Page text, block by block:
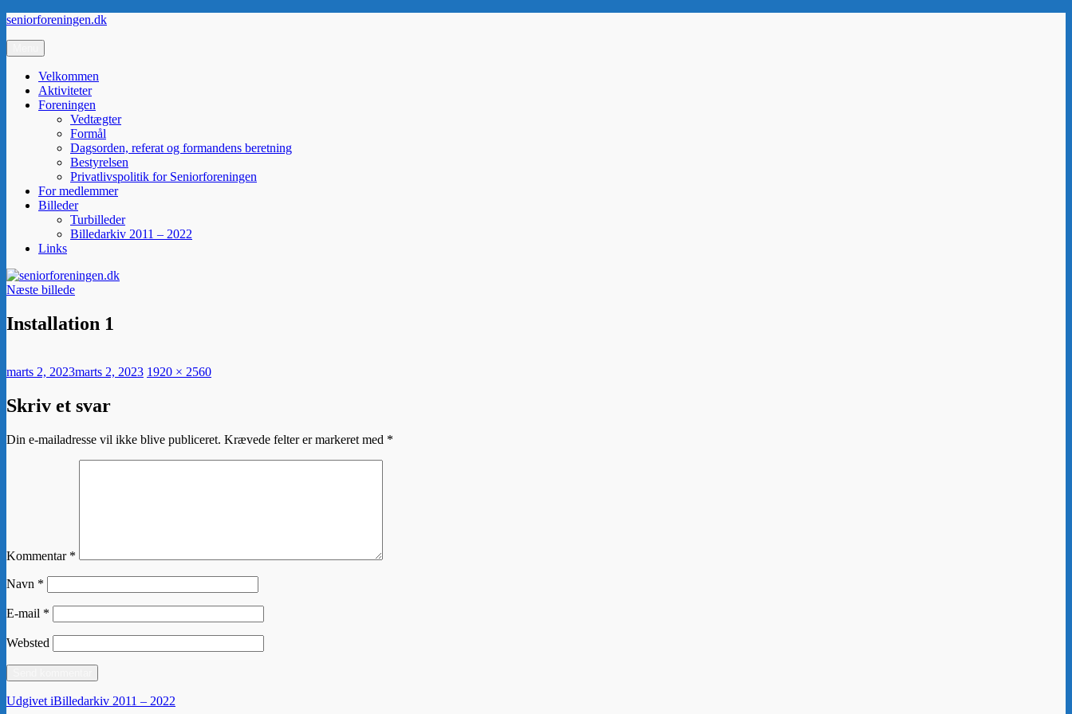
Videre
seniorforeningen.dk
Velkommen
Aktiviteter
Foreningen
Vedtægter
Formål
Dagsorden, referat og formandens beretning
Bestyrelsen
Privatlivspolitik for Seniorforeningen
For medlemmer
Billeder
Turbilleder
Billedarkiv 2011 – 2022
Links
Næste billede
Installation 1
Udgivet
marts 2, 2023marts 2, 2023 Faktisk
1920 × 2560
Skriv et svar
Din e-mailadresse vil ikke blive publiceret. Krævede felter er markeret med *
Kommentar *
Navn *
E-mail *
Websted
Indlægsnavigation
Udgivet iBilledarkiv 2011 – 2022